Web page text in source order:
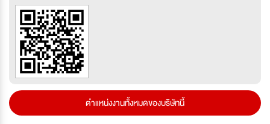
ตำแหน่งงานทั้งหมดของบริษัทนี้